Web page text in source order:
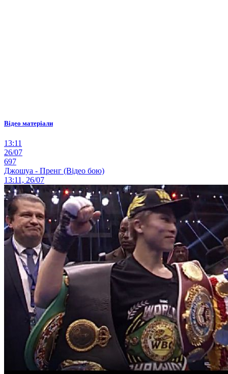
Відео матеріали
13:11
26/07
697
Джошуа - Пренг (Відео бою)
13:11, 26/07